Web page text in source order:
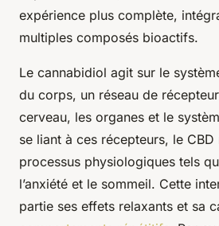
expérience plus complète,
multiples composés bioactifs.
Le cannabidiol agit sur le
du corps, un réseau de
cerveau, les organes et le
se liant à ces récepteurs, le
processus physiologiques tels
l’anxiété et le sommeil. Cette
partie ses effets relaxants et sa